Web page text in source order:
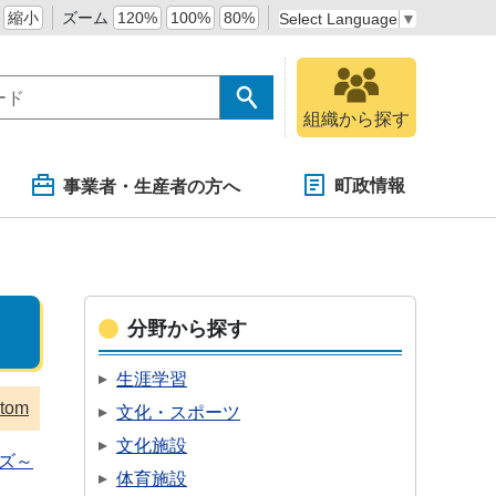
縮小 ズーム 120% 100% 80% Select Language ▼
組織から探す
事業者・生産者の方へ 町政情報
～
分野から探す
生涯学習
文化・スポーツ
文化施設
体育施設